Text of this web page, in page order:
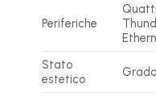
Periferiche
Stato
estetico